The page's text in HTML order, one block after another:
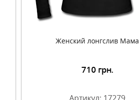
Женский лонгслив Мама
710 грн.
Артикул: 17279
Подробнее